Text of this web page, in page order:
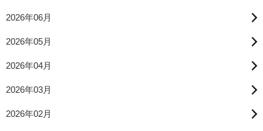
2026年06月
2026年05月
2026年04月
2026年03月
2026年02月